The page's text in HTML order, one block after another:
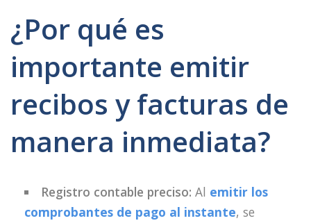
¿Por qué es
importante emitir
recibos y facturas de
manera inmediata?
Registro contable preciso: Al emitir los
comprobantes de pago al instante, se